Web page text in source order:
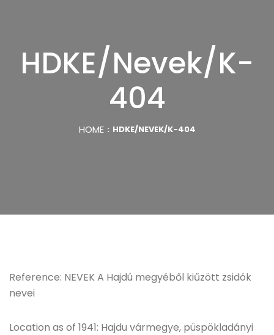
HDKE/Nevek/K-
404
HOME HDKE/NEVEK/K-404
Reference: NEVEK A Hajdú megyéből kiűzött zsidók
nevei
Location as of 1941: Hajdu vármegye, püspökladányi